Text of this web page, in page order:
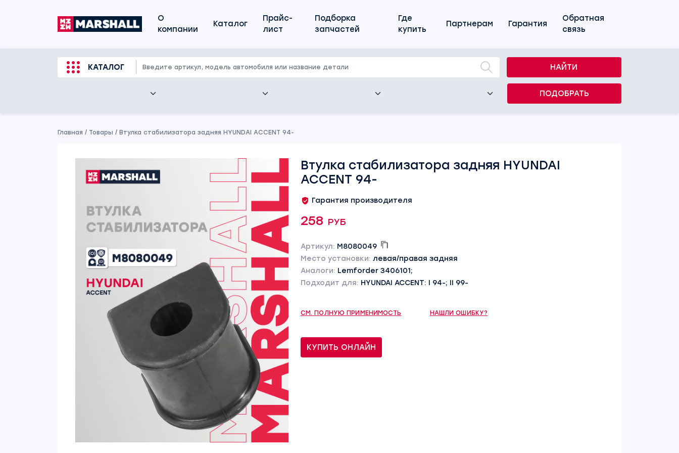
О
компании
Каталог
Прайс-
лист
Подборка
запчастей
Где
купить
Партнерам Гарантия
Обратная
связь
КАТАЛОГ НАЙТИ
ПОДОБРАТЬ
Главная / Товары / Втулка стабилизатора задняя HYUNDAI ACCENT 94-
Втулка стабилизатора задняя HYUNDAI
ACCENT 94-
Гарантия производителя
258 руб
Артикул: M8080049
Место установки: левая/правая задняя
Аналоги: Lemforder 3406101;
Подходит для: HYUNDAI ACCENT: I 94-; II 99-
СМ. ПОЛНУЮ ПРИМЕНИМОСТЬ НАШЛИ ОШИБКУ?
КУПИТЬ ОНЛАЙН